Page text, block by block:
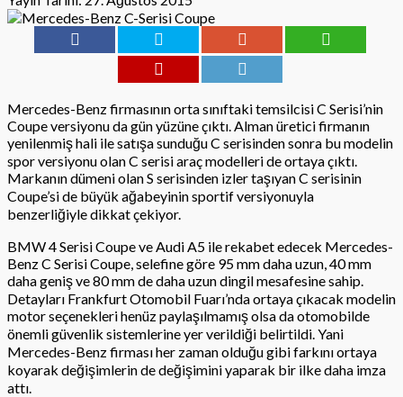
Mercedes-Benz firmasının orta sınıftaki temsilcisi C Serisi’nin
Coupe versiyonu da gün yüzüne çıktı. Alman üretici firmanın
yenilenmiş hali ile satışa sunduğu C serisinden sonra bu modelin
spor versiyonu olan C serisi araç modelleri de ortaya çıktı.
Markanın dümeni olan S serisinden izler taşıyan C serisinin
Coupe’si de büyük ağabeyinin sportif versiyonuyla
benzerliğiyle dikkat çekiyor.
BMW 4 Serisi Coupe ve Audi A5 ile rekabet edecek Mercedes-
Benz C Serisi Coupe, selefine göre 95 mm daha uzun, 40 mm
daha geniş ve 80 mm de daha uzun dingil mesafesine sahip.
Detayları Frankfurt Otomobil Fuarı’nda ortaya çıkacak modelin
motor seçenekleri henüz paylaşılmamış olsa da otomobilde
önemli güvenlik sistemlerine yer verildiği belirtildi. Yani
Mercedes-Benz firması her zaman olduğu gibi farkını ortaya
koyarak değişimlerin de değişimini yaparak bir ilke daha imza
attı.